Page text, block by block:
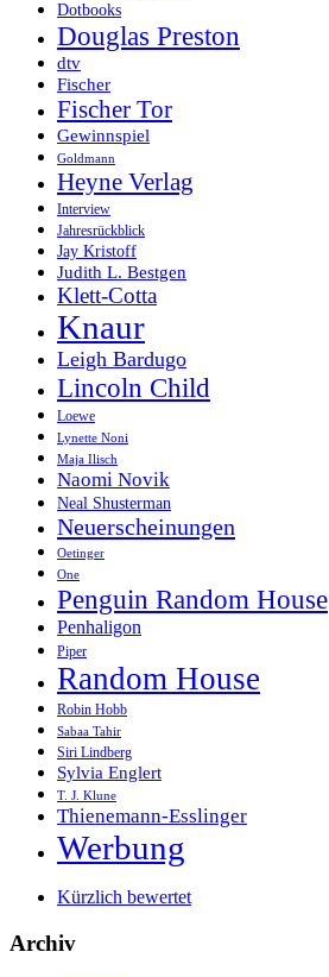
Dotbooks
Douglas Preston
dtv
Fischer
Fischer Tor
Gewinnspiel
Goldmann
Heyne Verlag
Interview
Jahresrückblick
Jay Kristoff
Judith L. Bestgen
Klett-Cotta
Knaur
Leigh Bardugo
Lincoln Child
Loewe
Lynette Noni
Maja Ilisch
Naomi Novik
Neal Shusterman
Neuerscheinungen
Oetinger
One
Penguin Random House
Penhaligon
Piper
Random House
Robin Hobb
Sabaa Tahir
Siri Lindberg
Sylvia Englert
T. J. Klune
Thienemann-Esslinger
Werbung
Kürzlich bewertet
Archiv